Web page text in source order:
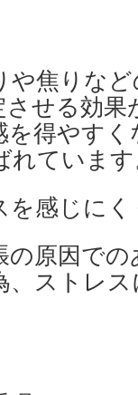
焦りな
せる効
得やす
れていま
を感じに
原因で
、ストレ